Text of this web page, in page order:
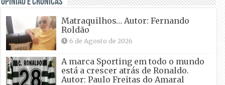
Matraquilhos… Autor: Fernando
Roldão
6 de Agosto de 2026
A marca Sporting em todo o mundo
está a crescer atrás de Ronaldo.
Autor: Paulo Freitas do Amaral